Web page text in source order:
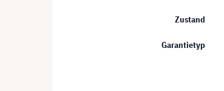
Zustand
Garantietyp